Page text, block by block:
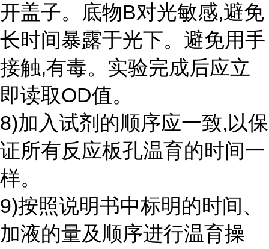
开盖子。底物B对光敏感,避免
长时间暴露于光下。避免用手
接触,有毒。实验完成后应立
即读取OD值。
8)加入试剂的顺序应一致,以保
证所有反应板孔温育的时间一
样。
9)按照说明书中标明的时间、
加液的量及顺序进行温育操